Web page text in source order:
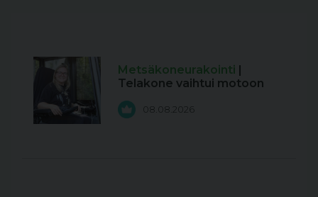
Metsäkoneurakointi |
Telakone vaihtui motoon
08.08.2026